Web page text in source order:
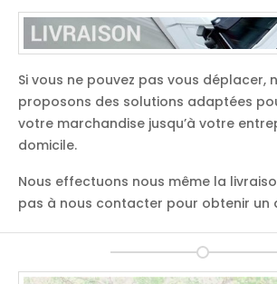
Si vous ne pouvez pas vous déplacer,
proposons des solutions adaptées
votre marchandise jusqu’à votre
domicile.
Nous effectuons nous même la
pas à nous contacter pour obtenir un